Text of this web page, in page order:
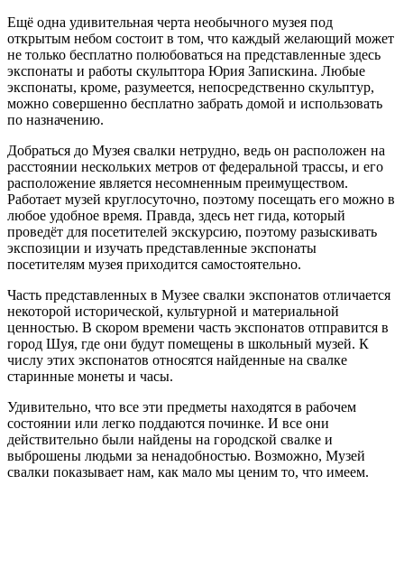
Ещё одна удивительная черта необычного музея под
открытым небом состоит в том, что каждый желающий может
не только бесплатно полюбоваться на представленные здесь
экспонаты и работы скульптора Юрия Запискина. Любые
экспонаты, кроме, разумеется, непосредственно скульптур,
можно совершенно бесплатно забрать домой и использовать
по назначению.
Добраться до Музея свалки нетрудно, ведь он расположен на
расстоянии нескольких метров от федеральной трассы, и его
расположение является несомненным преимуществом.
Работает музей круглосуточно, поэтому посещать его можно в
любое удобное время. Правда, здесь нет гида, который
проведёт для посетителей экскурсию, поэтому разыскивать
экспозиции и изучать представленные экспонаты
посетителям музея приходится самостоятельно.
Часть представленных в Музее свалки экспонатов отличается
некоторой исторической, культурной и материальной
ценностью. В скором времени часть экспонатов отправится в
город Шуя, где они будут помещены в школьный музей. К
числу этих экспонатов относятся найденные на свалке
старинные монеты и часы.
Удивительно, что все эти предметы находятся в рабочем
состоянии или легко поддаются починке. И все они
действительно были найдены на городской свалке и
выброшены людьми за ненадобностью. Возможно, Музей
свалки показывает нам, как мало мы ценим то, что имеем.